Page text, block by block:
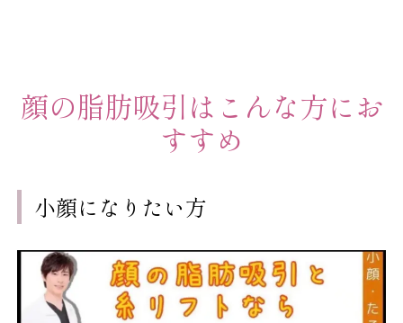
顔の脂肪吸引はこんな方にお
すすめ
小顔になりたい方